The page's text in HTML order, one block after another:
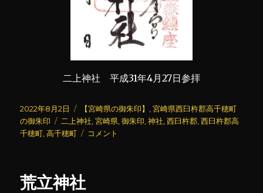
二上神社 平成31年4月27日参拝
投
稿
日:
2022年8月2日
カ
テ
ゴ
【宮崎県の御朱印】 ,宮崎県西臼杵郡高千穂町
の御朱印
タ
グ
二上神社 ,宮崎県 ,御朱印 ,神社 ,西臼杵郡 ,西臼杵郡高
千穂町 ,高千穂町
二
コメント
荒立神社